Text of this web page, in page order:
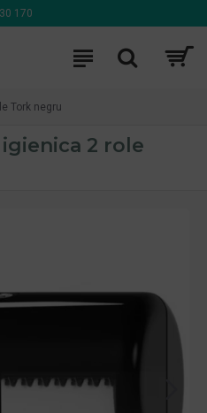
170
Tork negru
2 role